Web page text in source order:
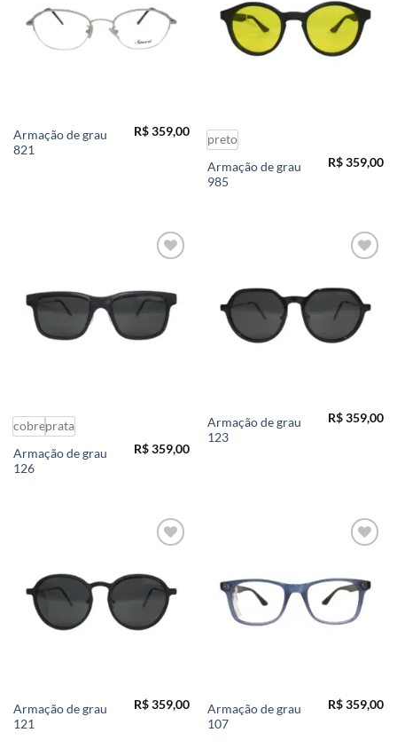
Armação de grau
821
R$359,00
preto
Armação de grau
985
R$359,00
cobreprata
Armação de grau
126
R$359,00
Armação de grau
123
R$359,00
Armação de grau
121
R$359,00
Armação de grau
107
R$359,00